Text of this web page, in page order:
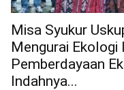
Misa Syukur
Mengurai Ekologi
Pemberdayaan
Indahnya...